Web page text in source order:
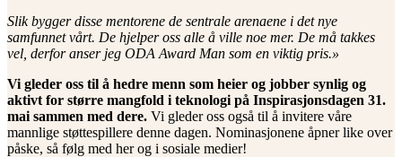
Slik bygger disse mentorene de sentrale arenaene i det nye
samfunnet vårt. De hjelper oss alle å ville noe mer. De må takkes
vel, derfor anser jeg ODA Award Man som en viktig pris.»
Vi gleder oss til å hedre menn som heier og jobber synlig og
aktivt for større mangfold i teknologi på Inspirasjonsdagen 31.
mai sammen med dere. Vi gleder oss også til å invitere våre
mannlige støttespillere denne dagen. Nominasjonene åpner like over
påske, så følg med her og i sosiale medier!